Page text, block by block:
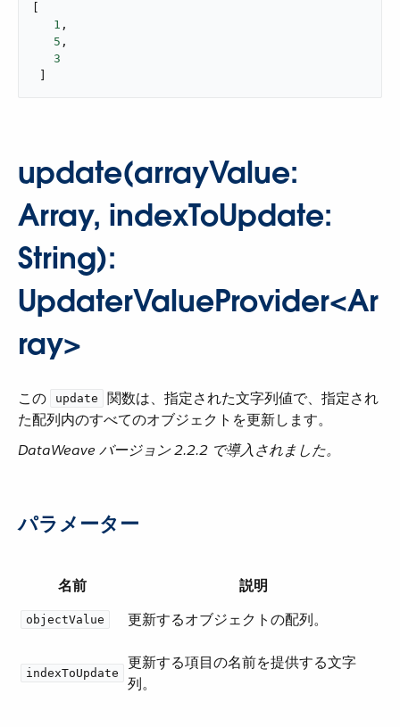
1 ,
5 ,
3
update(arrayValue:
Array, indexToUpdate:
String):
UpdaterValueProvider<Ar
ray>
この ​ update
​ 関数は、指定された文字列値で、指定され
た配列内のすべてのオブジェクトを更新します。
DataWeave バージョン 2.2.2 で導入されました。
パラメーター
名前 説明
objectValue 更新するオブジェクトの配列。
indexToUpdate
更新する項目の名前を提供する文字
列。